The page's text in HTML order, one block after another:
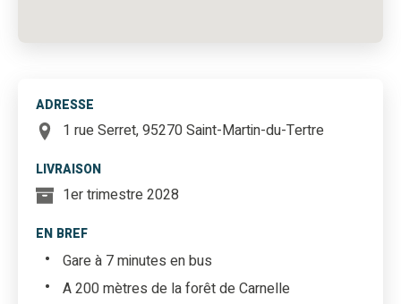
ADRESSE
1 rue Serret, 95270 Saint-Martin-du-Tertre
LIVRAISON
1er trimestre 2028
EN BREF
Gare à 7 minutes en bus
A 200 mètres de la forêt de Carnelle